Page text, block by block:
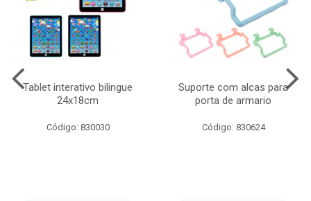
Tablet interativo bilingue
24x18cm
Código: 830030
Suporte com alcas para
porta de armario
Código: 830624